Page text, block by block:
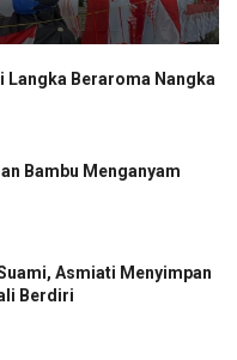
Langka Beraroma Nangka
Bambu Menganyam
Asmiati Menyimpan
Berdiri